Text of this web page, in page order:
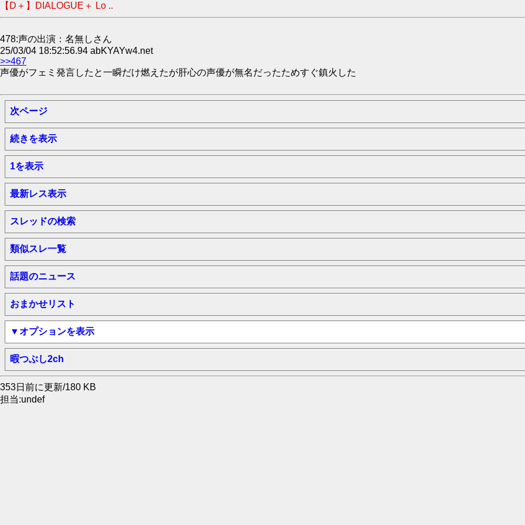
【D＋】DIALOGUE＋ Lo ..
478:声の出演：名無しさん
25/03/04 18:52:56.94 abKYAYw4.net
>>467
声優がフェミ発言したと一瞬だけ燃えたが肝心の声優が無名だったためすぐ鎮火した
次ページ
続きを表示
1を表示
最新レス表示
スレッドの検索
類似スレ一覧
話題のニュース
おまかせリスト
▼オプションを表示
暇つぶし2ch
353日前に更新/180 KB
担当:undef